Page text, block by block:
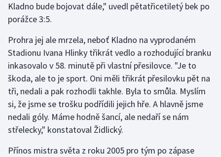
Krasobruslení
Lyže a snowboard
Moderní pětiboj
Motorsport
Olympijské hry
Parasport
Kladno bude bojovat dále," uvedl pětatřicetiletý bek po
porážce 3:5.
Prohra jej ale mrzela, neboť Kladno na vyprodaném
Stadionu Ivana Hlinky třikrát vedlo a rozhodující branku
inkasovalo v 58. minutě při vlastní přesilovce. "Je to
škoda, ale to je sport. Oni měli třikrát přesilovku pět na
tři, nedali a pak rozhodli takhle. Byla to smůla. Myslím
si, že jsme se trošku podřídili jejich hře. A hlavně jsme
nedali góly. Máme hodně šancí, ale nedaří se nám
střelecky," konstatoval Židlický.
Přínos mistra světa z roku 2005 pro tým po zápase